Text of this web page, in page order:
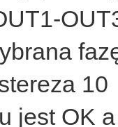
10
jest OK